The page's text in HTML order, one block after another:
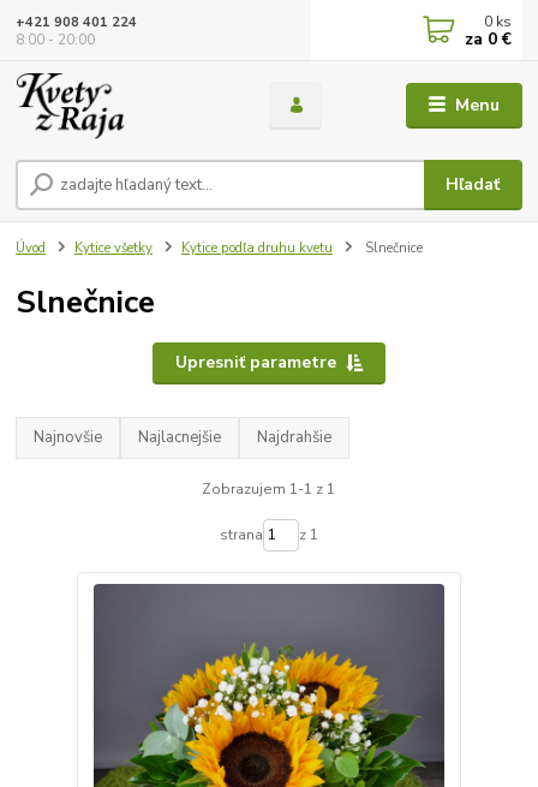
Menu
Hľadať
+421 908 401 224
8:00 - 20:00
0 ks
za 0 €
Úvod Kytice všetky Kytice podľa druhu kvetu Slnečnice
Slnečnice
Upresniť parametre
Najnovšie Najlacnejšie Najdrahšie
Zobrazujem 1-1 z 1
strana z 1